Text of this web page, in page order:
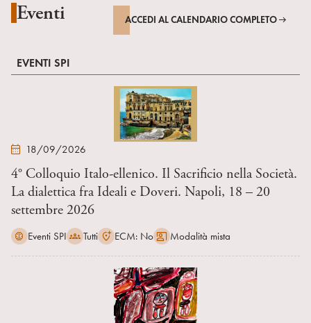
Eventi ACCEDI AL CALENDARIO COMPLETO
EVENTI SPI
18/09/2026
4° Colloquio Italo-ellenico. Il Sacrificio nella Società.
La dialettica fra Ideali e Doveri. Napoli, 18 – 20
settembre 2026
Eventi SPI Tutti ECM: No Modalità mista